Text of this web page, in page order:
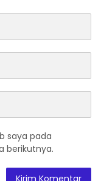
saya pada
berikutnya.